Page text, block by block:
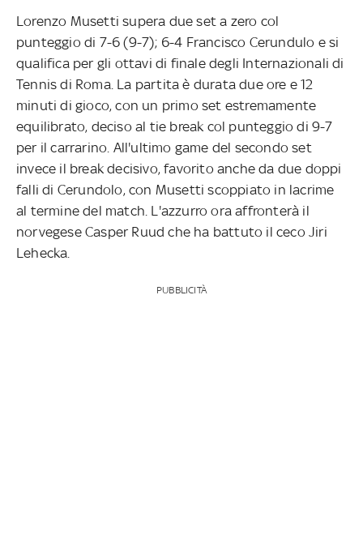
Lorenzo Musetti supera due set a zero col
punteggio di 7-6 (9-7); 6-4 Francisco Cerundulo e si
qualifica per gli ottavi di finale degli Internazionali di
Tennis di Roma. La partita è durata due ore e 12
minuti di gioco, con un primo set estremamente
equilibrato, deciso al tie break col punteggio di 9-7
per il carrarino. All'ultimo game del secondo set
invece il break decisivo, favorito anche da due doppi
falli di Cerundolo, con Musetti scoppiato in lacrime
al termine del match. L'azzurro ora affronterà il
norvegese Casper Ruud che ha battuto il ceco Jiri
Lehecka.
PUBBLICITÀ